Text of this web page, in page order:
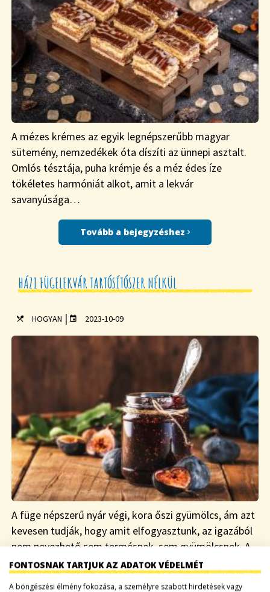
A mézes krémes az egyik legnépszerűbb magyar
sütemény, nemzedékek óta díszíti az ünnepi asztalt.
Omlós tésztája, puha krémje és a méz édes íze
tökéletes harmóniát alkot, amit a lekvár
savanyúsága…
Tovább a bejegyzéshez
HÁZI FÜGELEKVÁR TARTÓSÍTÓSZER NÉLKÜL
HOGYAN | 2023-10-09
A füge népszerű nyár végi, kora őszi gyümölcs, ám azt
kevesen tudják, hogy amit elfogyasztunk, az igazából
nem nevezhető sem termésnek, sem gyümölcsnek. A
füge termései valójában azok a piciny…
FONTOSNAK TARTJUK AZ ADATOK VÉDELMÉT
A böngészési élmény fokozása, a személyre szabott hirdetések vagy